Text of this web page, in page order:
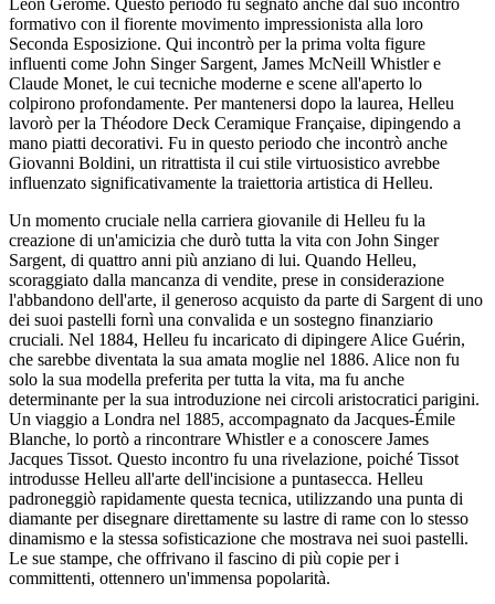
formativo con il fiorente movimento impressionista alla loro
Seconda Esposizione. Qui incontrò per la prima volta figure
influenti come John Singer Sargent, James McNeill Whistler e
Claude Monet, le cui tecniche moderne e scene all'aperto lo
colpirono profondamente. Per mantenersi dopo la laurea, Helleu
lavorò per la Théodore Deck Ceramique Française, dipingendo a
mano piatti decorativi. Fu in questo periodo che incontrò anche
Giovanni Boldini, un ritrattista il cui stile virtuosistico avrebbe
influenzato significativamente la traiettoria artistica di Helleu.
Un momento cruciale nella carriera giovanile di Helleu fu la
creazione di un'amicizia che durò tutta la vita con John Singer
Sargent, di quattro anni più anziano di lui. Quando Helleu,
scoraggiato dalla mancanza di vendite, prese in considerazione
l'abbandono dell'arte, il generoso acquisto da parte di Sargent di uno
dei suoi pastelli fornì una convalida e un sostegno finanziario
cruciali. Nel 1884, Helleu fu incaricato di dipingere Alice Guérin,
che sarebbe diventata la sua amata moglie nel 1886. Alice non fu
solo la sua modella preferita per tutta la vita, ma fu anche
determinante per la sua introduzione nei circoli aristocratici parigini.
Un viaggio a Londra nel 1885, accompagnato da Jacques-Émile
Blanche, lo portò a rincontrare Whistler e a conoscere James
Jacques Tissot. Questo incontro fu una rivelazione, poiché Tissot
introdusse Helleu all'arte dell'incisione a puntasecca. Helleu
padroneggiò rapidamente questa tecnica, utilizzando una punta di
diamante per disegnare direttamente su lastre di rame con lo stesso
dinamismo e la stessa sofisticazione che mostrava nei suoi pastelli.
Le sue stampe, che offrivano il fascino di più copie per i
committenti, ottennero un'immensa popolarità.